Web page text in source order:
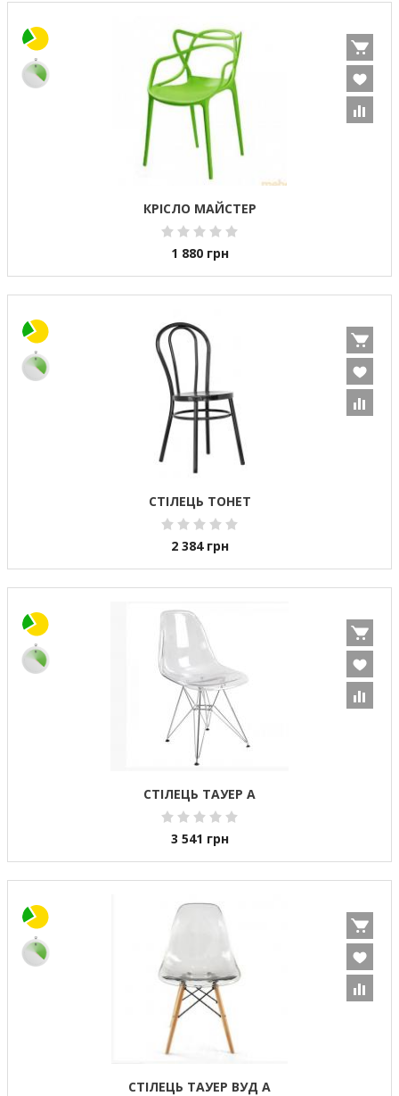
КРІСЛО МАЙСТЕР
1 880 грн
СТІЛЕЦЬ ТОНЕТ
2 384 грн
СТІЛЕЦЬ ТАУЕР А
3 541 грн
СТІЛЕЦЬ ТАУЕР ВУД А